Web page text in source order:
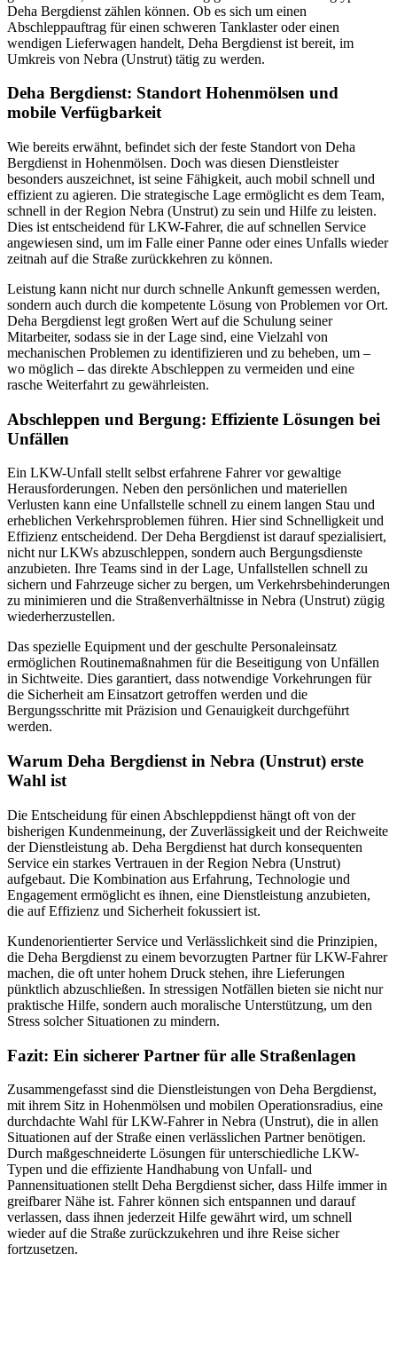
Deha Bergdienst zählen können. Ob es sich um einen
Abschleppauftrag für einen schweren Tanklaster oder einen
wendigen Lieferwagen handelt, Deha Bergdienst ist bereit, im
Umkreis von Nebra (Unstrut) tätig zu werden.
Deha Bergdienst: Standort Hohenmölsen und
mobile Verfügbarkeit
Wie bereits erwähnt, befindet sich der feste Standort von Deha
Bergdienst in Hohenmölsen. Doch was diesen Dienstleister
besonders auszeichnet, ist seine Fähigkeit, auch mobil schnell und
effizient zu agieren. Die strategische Lage ermöglicht es dem Team,
schnell in der Region Nebra (Unstrut) zu sein und Hilfe zu leisten.
Dies ist entscheidend für LKW-Fahrer, die auf schnellen Service
angewiesen sind, um im Falle einer Panne oder eines Unfalls wieder
zeitnah auf die Straße zurückkehren zu können.
Leistung kann nicht nur durch schnelle Ankunft gemessen werden,
sondern auch durch die kompetente Lösung von Problemen vor Ort.
Deha Bergdienst legt großen Wert auf die Schulung seiner
Mitarbeiter, sodass sie in der Lage sind, eine Vielzahl von
mechanischen Problemen zu identifizieren und zu beheben, um –
wo möglich – das direkte Abschleppen zu vermeiden und eine
rasche Weiterfahrt zu gewährleisten.
Abschleppen und Bergung: Effiziente Lösungen bei
Unfällen
Ein LKW-Unfall stellt selbst erfahrene Fahrer vor gewaltige
Herausforderungen. Neben den persönlichen und materiellen
Verlusten kann eine Unfallstelle schnell zu einem langen Stau und
erheblichen Verkehrsproblemen führen. Hier sind Schnelligkeit und
Effizienz entscheidend. Der Deha Bergdienst ist darauf spezialisiert,
nicht nur LKWs abzuschleppen, sondern auch Bergungsdienste
anzubieten. Ihre Teams sind in der Lage, Unfallstellen schnell zu
sichern und Fahrzeuge sicher zu bergen, um Verkehrsbehinderungen
zu minimieren und die Straßenverhältnisse in Nebra (Unstrut) zügig
wiederherzustellen.
Das spezielle Equipment und der geschulte Personaleinsatz
ermöglichen Routinemaßnahmen für die Beseitigung von Unfällen
in Sichtweite. Dies garantiert, dass notwendige Vorkehrungen für
die Sicherheit am Einsatzort getroffen werden und die
Bergungsschritte mit Präzision und Genauigkeit durchgeführt
werden.
Warum Deha Bergdienst in Nebra (Unstrut) erste
Wahl ist
Die Entscheidung für einen Abschleppdienst hängt oft von der
bisherigen Kundenmeinung, der Zuverlässigkeit und der Reichweite
der Dienstleistung ab. Deha Bergdienst hat durch konsequenten
Service ein starkes Vertrauen in der Region Nebra (Unstrut)
aufgebaut. Die Kombination aus Erfahrung, Technologie und
Engagement ermöglicht es ihnen, eine Dienstleistung anzubieten,
die auf Effizienz und Sicherheit fokussiert ist.
Kundenorientierter Service und Verlässlichkeit sind die Prinzipien,
die Deha Bergdienst zu einem bevorzugten Partner für LKW-Fahrer
machen, die oft unter hohem Druck stehen, ihre Lieferungen
pünktlich abzuschließen. In stressigen Notfällen bieten sie nicht nur
praktische Hilfe, sondern auch moralische Unterstützung, um den
Stress solcher Situationen zu mindern.
Fazit: Ein sicherer Partner für alle Straßenlagen
Zusammengefasst sind die Dienstleistungen von Deha Bergdienst,
mit ihrem Sitz in Hohenmölsen und mobilen Operationsradius, eine
durchdachte Wahl für LKW-Fahrer in Nebra (Unstrut), die in allen
Situationen auf der Straße einen verlässlichen Partner benötigen.
Durch maßgeschneiderte Lösungen für unterschiedliche LKW-
Typen und die effiziente Handhabung von Unfall- und
Pannensituationen stellt Deha Bergdienst sicher, dass Hilfe immer in
greifbarer Nähe ist. Fahrer können sich entspannen und darauf
verlassen, dass ihnen jederzeit Hilfe gewährt wird, um schnell
wieder auf die Straße zurückzukehren und ihre Reise sicher
fortzusetzen.